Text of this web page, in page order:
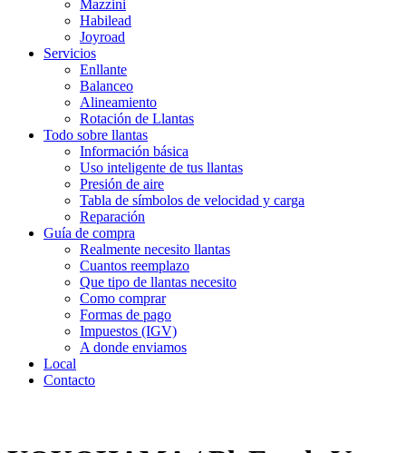
Mazzini
Habilead
Joyroad
Servicios
Enllante
Balanceo
Alineamiento
Rotación de Llantas
Todo sobre llantas
Información básica
Uso inteligente de tus llantas
Presión de aire
Tabla de símbolos de velocidad y carga
Reparación
Guía de compra
Realmente necesito llantas
Cuantos reemplazo
Que tipo de llantas necesito
Como comprar
Formas de pago
Impuestos (IGV)
A donde enviamos
Local
Contacto